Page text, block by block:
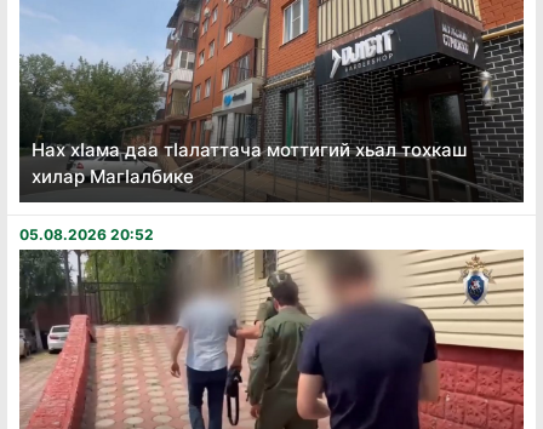
Нах хӏама даа тӏалаттача моттигий хьал тохкаш
хилар Магӏалбике
05.08.2026 20:52